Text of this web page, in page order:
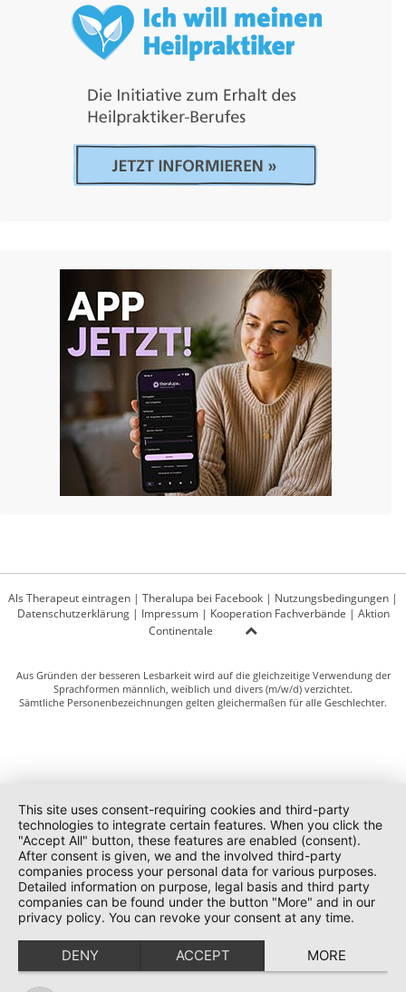
Als Therapeut eintragen | Theralupa bei Facebook | Nutzungsbedingungen |
Datenschutzerklärung| Impressum| Kooperation Fachverbände | Aktion
Continentale
Aus Gründen der besseren Lesbarkeit wird auf die gleichzeitige Verwendung der
Sprachformen männlich, weiblich und divers (m/w/d) verzichtet.
Sämtliche Personenbezeichnungen gelten gleichermaßen für alle Geschlechter.
This site uses consent-requiring cookies and third-party
technologies to integrate certain features. When you click the
"Accept All" button, these features are enabled (consent).
After consent is given, we and the involved third-party
companies process your personal data for various purposes.
Detailed information on purpose, legal basis and third party
companies can be found under the button "More" and in our
privacy policy. You can revoke your consent at any time.
DENY ACCEPT MORE